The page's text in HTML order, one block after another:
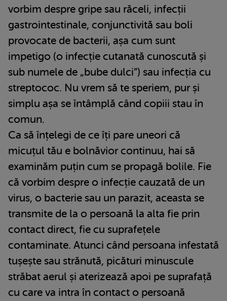
vorbim despre gripe sau răceli, infecții
gastrointestinale, conjunctivită sau boli
provocate de bacterii, așa cum sunt
impetigo (o infecție cutanată cunoscută și
sub numele de „bube dulci”) sau infecția cu
streptococ. Nu vrem să te speriem, pur și
simplu așa se întâmplă când copiii stau în
comun.
Ca să înțelegi de ce îți pare uneori că
micuțul tău e bolnăvior continuu, hai să
examinăm puțin cum se propagă bolile. Fie
că vorbim despre o infecție cauzată de un
virus, o bacterie sau un parazit, aceasta se
transmite de la o persoană la alta fie prin
contact direct, fie cu suprafețele
contaminate. Atunci când persoana infestată
tușește sau strănută, picături minuscule
străbat aerul și aterizează apoi pe suprafață
cu care va intra în contact o persoană